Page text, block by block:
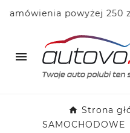
powyżej 250 zł!

Strona
SAMOCHODOWE